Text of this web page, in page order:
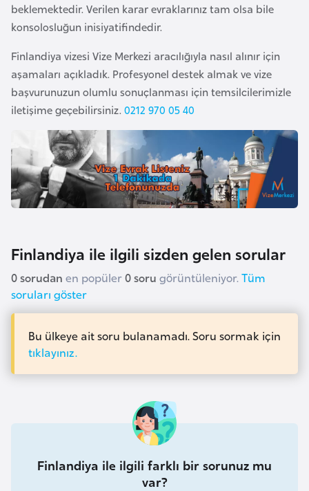
beklemektedir. Verilen karar evraklarınız tam olsa bile
konsolosluğun inisiyatifindedir.
Finlandiya vizesi Vize Merkezi aracılığıyla nasıl alınır için
aşamaları açıkladık. Profesyonel destek almak ve vize
başvurunuzun olumlu sonuçlanması için temsilcilerimizle
iletişime geçebilirsiniz. 0212 970 05 40
Finlandiya ile ilgili sizden gelen sorular
0 sorudan en popüler0 soru görüntüleniyor. Tüm
soruları göster
Bu ülkeye ait soru bulanamadı. Soru sormak için
tıklayınız.
Finlandiya ile ilgili farklı bir sorunuz mu
var?
y
i
r
C
i
t
i
n
D
a
n
m